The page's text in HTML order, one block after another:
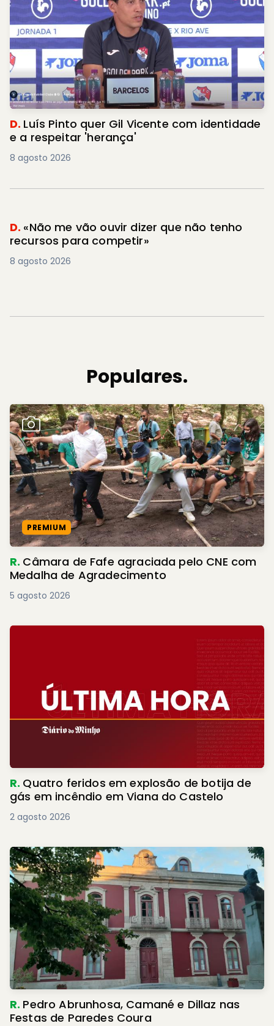
D. Luís Pinto quer Gil Vicente com identidade
e a respeitar 'herança'
8 agosto 2026
D. «Não me vão ouvir dizer que não tenho
recursos para competir»
8 agosto 2026
Populares.
PREMIUM
R. Câmara de Fafe agraciada pelo CNE com
Medalha de Agradecimento
5 agosto 2026
R. Quatro feridos em explosão de botija de
gás em incêndio em Viana do Castelo
2 agosto 2026
R. Pedro Abrunhosa, Camané e Dillaz nas
Festas de Paredes Coura